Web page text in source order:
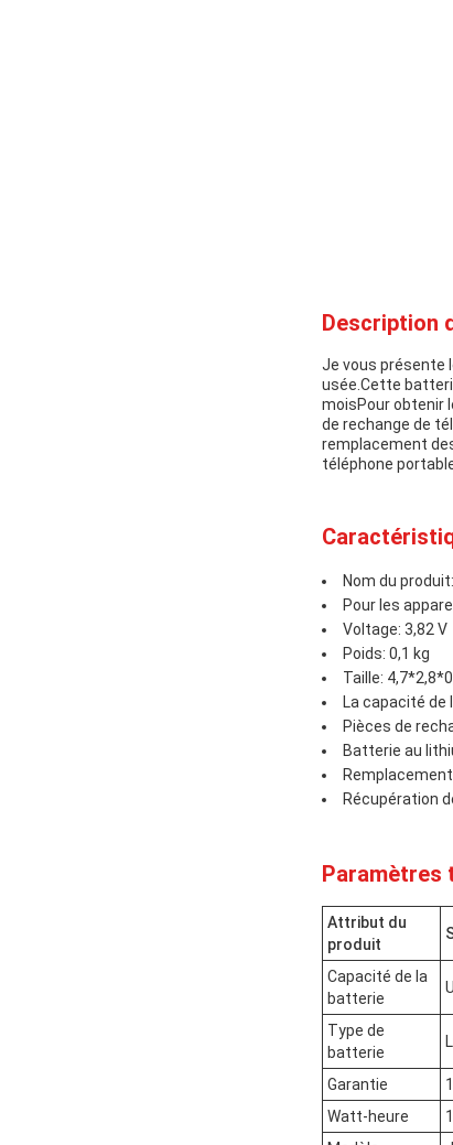
Description
Je vous présente
usée.Cette
moisPour obtenir
de rechange de
remplacement
téléphone
Nom du
Pour les
Voltage: 3,82 V
Poids: 0,1 kg
Taille:
La capacité de
Pièces de
Batterie au
Récupération
Paramètres
Attribut du
produit
Capacité de la
batterie
Type de
batterie
Garantie
Watt-heure